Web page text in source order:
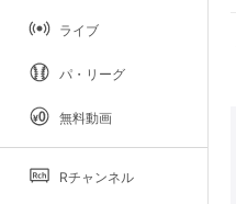
ライブ
パ・リーグ
無料動画
Rチャンネル